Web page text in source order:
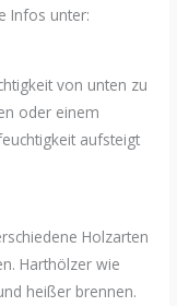
Infos unter:
von unten zu
oder einem
aufsteigt
Holzarten
Harthölzer wie
heißer brennen.